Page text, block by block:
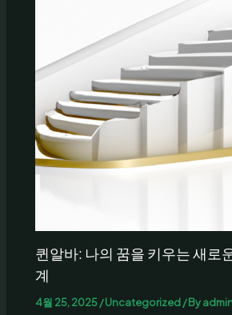
퀸알바: 나의 꿈을 키우는 새로
계
4월 25, 2025/Uncategorized/ By